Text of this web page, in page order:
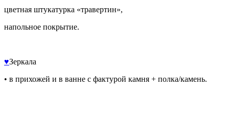
цветная штукатурка «травертин»,
напольное покрытие.
♥️Зеркала
• в прихожей и в ванне с фактурой камня + полка/камень.